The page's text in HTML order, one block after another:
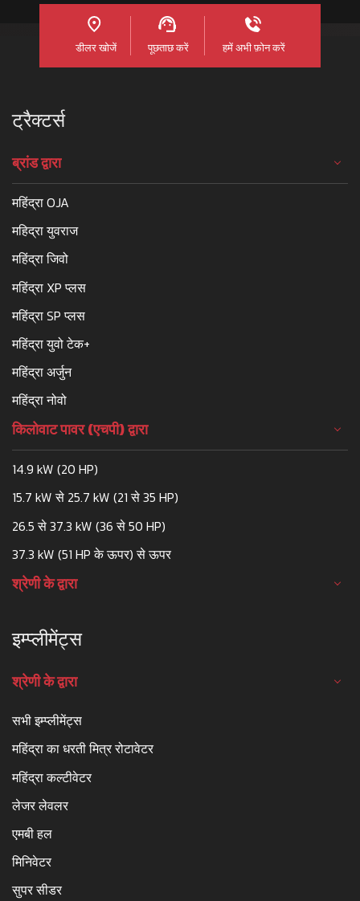
डीलर खोजें पूछताछ करें हमें अभी फ़ोन करें
ट्रैक्टर्स
ब्रांड द्वारा
महिंद्रा OJA
महिद्रा युवराज
महिंद्रा जिवो
महिंद्रा XP प्लस
महिंद्रा SP प्लस
महिंद्रा युवो टेक+
महिंद्रा अर्जुन
महिंद्रा नोवो
किलोवाट पावर (एचपी) द्वारा
14.9 kW (20 HP)
15.7 kW से 25.7 kW (21 से 35 HP)
26.5 से 37.3 kW (36 से 50 HP)
37.3 kW (51 HP के ऊपर) से ऊपर
श्रेणी के द्वारा
इम्प्लीमेंट्स
श्रेणी के द्वारा
सभी इम्प्लीमेंट्स
महिंद्रा का धरती मित्र रोटावेटर
महिंद्रा कल्टीवेटर
लेजर लेवलर
एमबी हल
मिनिवेटर
सुपर सीडर